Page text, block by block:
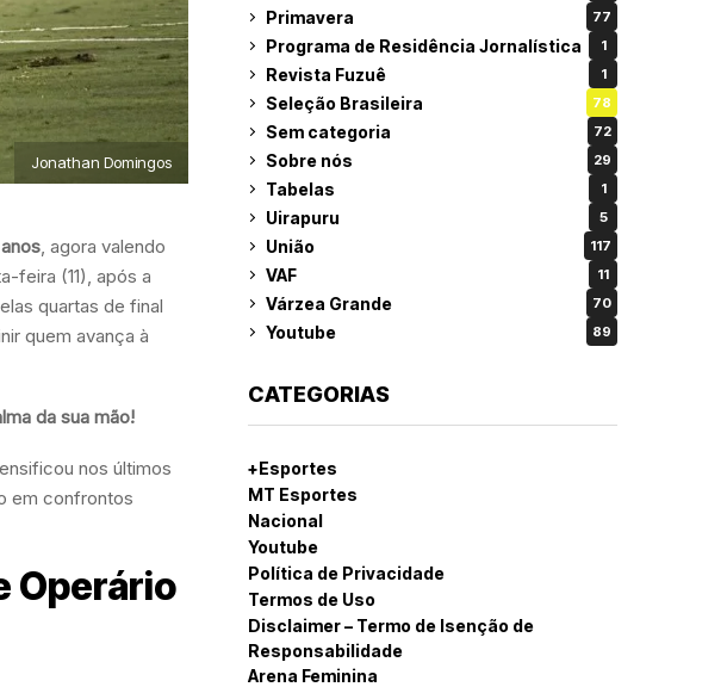
Jonathan Domingos
, agora valendo
feira (11), após a
quartas de final
quem avança à
da sua mão!
nos últimos
em confrontos
Operário
Primavera 77
Programa de Residência Jornalística 1
Revista Fuzuê 1
Seleção Brasileira 78
Sem categoria 72
Sobre nós 29
Tabelas 1
Uirapuru 5
União 117
VAF 11
Várzea Grande 70
Youtube 89
CATEGORIAS
+Esportes
MT Esportes
Nacional
Youtube
Política de Privacidade
Termos de Uso
Disclaimer – Termo de Isenção de
Responsabilidade
Arena Feminina